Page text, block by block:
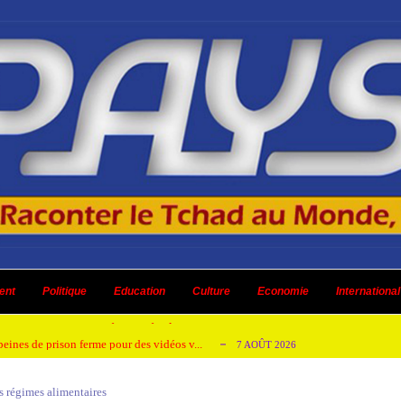
Politique Education Culture Economie International
en Afrique de l’Ouest et du Ce... 4 AOÛT 2026
un dividende ni une quelconque plus-... 3 AOÛT 2026
de prison ferme pour des vidéos v... 7 AOÛT 2026
de création des journaux en ligne...
régimes alimentaires